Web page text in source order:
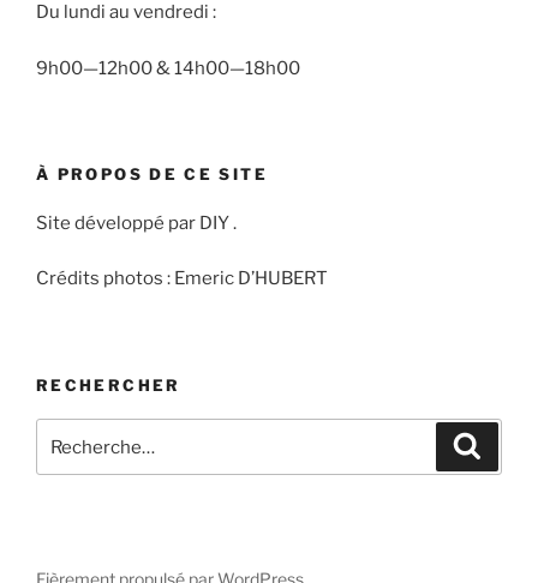
Du lundi au vendredi :
9h00—12h00 & 14h00—18h00
À PROPOS DE CE SITE
Site développé par DIY .
Crédits photos : Emeric D’HUBERT
RECHERCHER
pour